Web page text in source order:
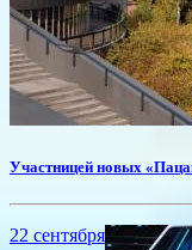
​Участницей новых
22 сентября